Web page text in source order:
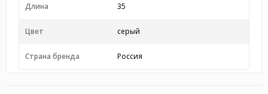
Длина 35
Цвет серый
Страна бренда Россия